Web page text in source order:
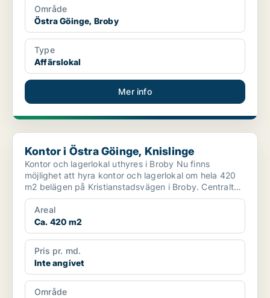
Område
Östra Göinge, Broby
Type
Affärslokal
Mer info
Kontor i Östra Göinge, Knislinge
Kontor i Östra Göinge, Knislinge
Kontor och lagerlokal uthyres i Broby Nu finns
möjlighet att hyra kontor och lagerlokal om hela 420
m2 belägen på Kristianstadsvägen i Broby. Centralt
läge ...
Areal
Ca. 420 m2
Pris pr. md.
Inte angivet
Område